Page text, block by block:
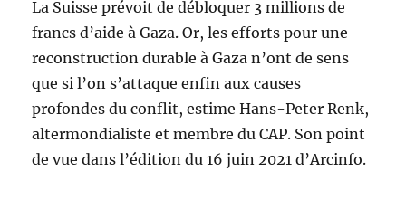
La Suisse prévoit de débloquer 3 millions de
francs d’aide à Gaza. Or, les efforts pour une
reconstruction durable à Gaza n’ont de sens
que si l’on s’attaque enfin aux causes
profondes du conflit, estime Hans-Peter Renk,
altermondialiste et membre du CAP. Son point
de vue dans l’édition du 16 juin 2021 d’Arcinfo.